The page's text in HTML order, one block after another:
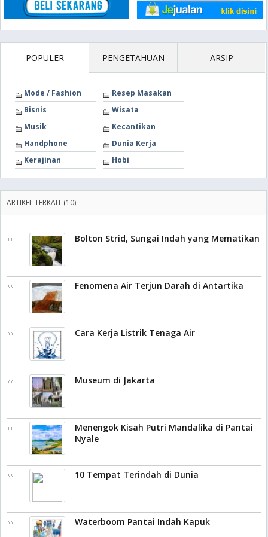
POPULER PENGETAHUAN ARSIP
Mode / Fashion
Resep Masakan
Bisnis
Wisata
Musik
Kecantikan
Handphone
Dunia Kerja
Kerajinan
Hobi
ARTIKEL TERKAIT (10)
Bolton Strid, Sungai Indah yang Mematikan
Fenomena Air Terjun Darah di Antartika
Cara Kerja Listrik Tenaga Air
Museum di Jakarta
Menengok Kisah Putri Mandalika di Pantai
Nyale
10 Tempat Terindah di Dunia
Waterboom Pantai Indah Kapuk